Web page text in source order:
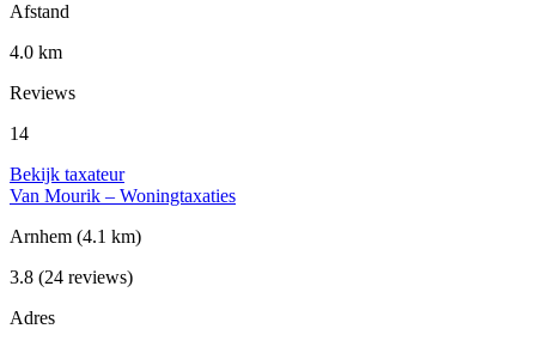
Afstand
4.0 km
Reviews
14
Bekijk taxateur
Van Mourik – Woningtaxaties
Arnhem (4.1 km)
3.8 (24 reviews)
Adres